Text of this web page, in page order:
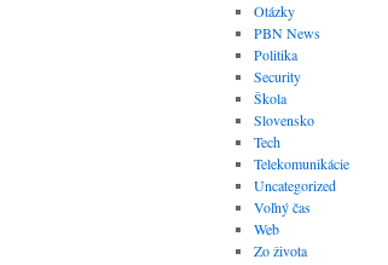
Otázky
PBN News
Politika
Security
Škola
Slovensko
Tech
Telekomunikácie
Uncategorized
Voľný čas
Web
Zo života